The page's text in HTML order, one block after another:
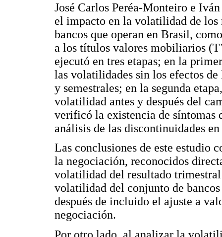
José Carlos Peréa-Monteiro e
el impacto en la volatilidad de los
bancos que operan en Brasil,
a los títulos valores mobiliarios
ejecutó en tres etapas; en la
las volatilidades sin los efectos
y semestrales; en la segunda
volatilidad antes y después del
verificó la existencia de síntomas
análisis de las discontinuidades
Las conclusiones de este estudio
la negociación, reconocidos
volatilidad del resultado
volatilidad del conjunto de
después de incluido el ajuste a
negociación.